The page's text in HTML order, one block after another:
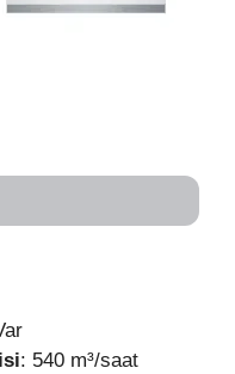
: 540 m³/saat